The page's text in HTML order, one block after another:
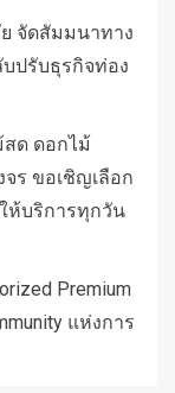
จัดสัมมนาทาง
ปรับธุรกิจท่อง
สด ดอกไม้
ร ขอเชิญเลือก
ห้บริการทุกวัน
Premium
แห่งการ